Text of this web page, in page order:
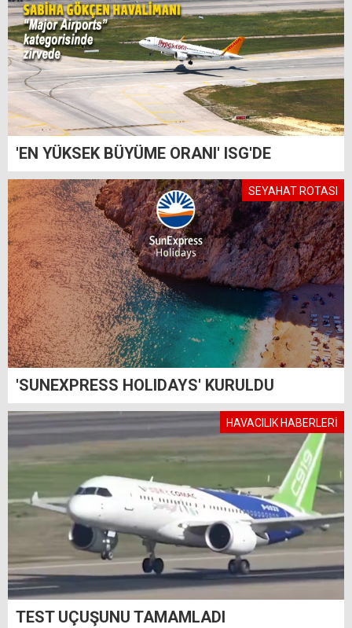
'EN YÜKSEK BÜYÜME ORANI' ISG'DE
SEYAHAT ROTASI
'SUNEXPRESS HOLIDAYS' KURULDU
HAVACILIK HABERLERİ
TEST UÇUŞUNU TAMAMLADI